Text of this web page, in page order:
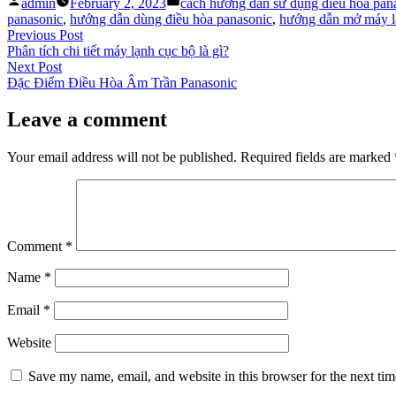
by
in
panasonic, hướng dẫn dùng điều hòa panasonic, hướng dẫn mở máy
Post
navigation
Previous PostPrevious
post:
Phân tích chi tiết máy lạnh cục bộ là gì?
Next PostNext
post:
Đặc Điểm Điều Hòa Âm Trần Panasonic
Leave a comment
Your email address will not be published. Required fields are marked
Comment *
Name *
Email *
Website
Save my name, email, and website in this browser for the next